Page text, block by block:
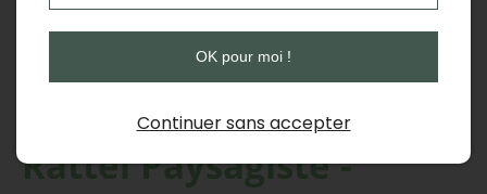
appropriés, garantissant ainsi un aménagement en
Rattel Paysagiste -
OK pour moi !
Continuer sans accepter